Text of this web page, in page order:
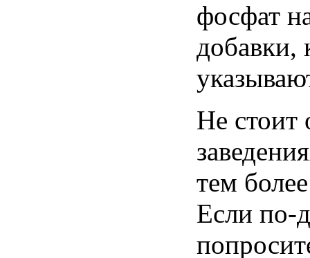
фосфат
добавки,
Не стоит
тем более
Если по-